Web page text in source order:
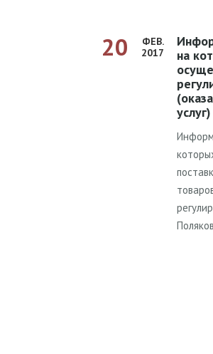
20
ФЕВ.
2017
Информация об условиях,
на
услуг)